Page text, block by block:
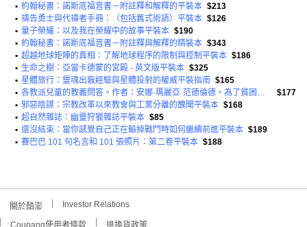
• 約翰秘書：諾斯底福音書－附註釋和解釋的平裝本 $213
• 禱告勇士與代禱者手冊：（包括舊式術語）平裝本 $126
• 量子榮耀：以及我在榮耀中的故事平裝本 $190
• 約翰秘書：諾斯底福音書－附註釋與解釋的精裝本 $343
• 超越地球矩陣的真相：了解地球程序的限制與控制平裝本 $186
• 生命之樹：亞當卡德蒙的宮殿 - 英文版平裝本 $325
• 星體旅行：靈魂出竅經驗與星體投射的權威平裝指南 $165
•
各教派兒童的教義問答。作者：安娜·瑪麗亞·范德倫德。為了貧困兒童的利益。平裝
$177
• 邪惡陰謀：宗教改革以來教會與工業分離的醜聞平裝本 $168
• 超自然雜誌：幽靈狩獵雜誌平裝本 $85
• 還沒結束：當你感覺自己正在輸掉戰鬥時如何繼續前進平裝本 $189
• 賽巴巴 101 句名言和 101 張照片：第二卷平裝本 $188
關於酷澎 Investor Relations